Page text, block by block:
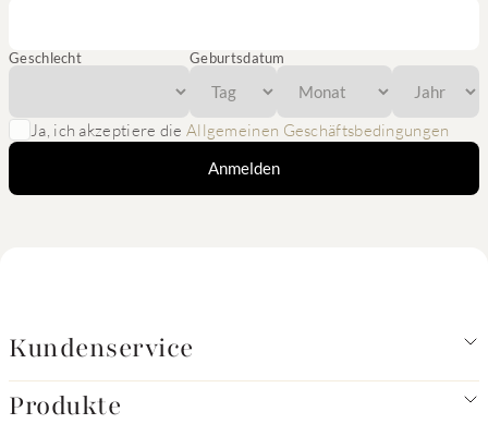
Geschlecht Geburtsdatum
Ja, ich akzeptiere die Allgemeinen Geschäftsbedingungen
Anmelden
Kundenservice
Produkte